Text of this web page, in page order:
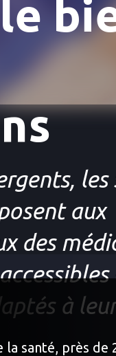
les
aux
des
à
la santé, près de